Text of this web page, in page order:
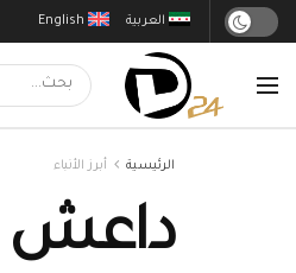
English العربية
الرئيسية أبرز الأنباء
داعش